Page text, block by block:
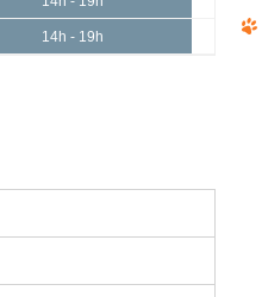
14h - 19h